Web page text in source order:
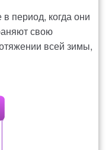
период, когда они
свою
всей зимы,